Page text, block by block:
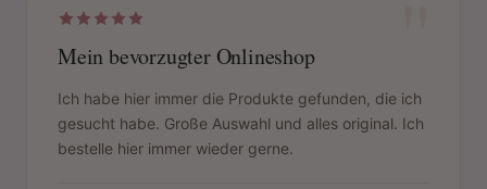
Mein bevorzugter Onlineshop
Ich habe hier immer die Produkte gefunden, die ich
gesucht habe. Große Auswahl und alles original. Ich
bestelle hier immer wieder gerne.